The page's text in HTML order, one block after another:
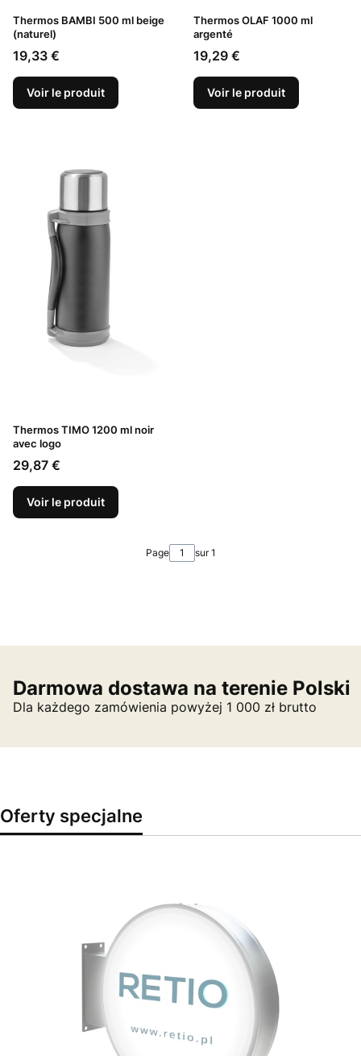
Thermos BAMBI 500 ml beige
(naturel)
Prix
19,33 €
Voir le produit
Thermos OLAF 1000 ml
argenté
Prix
19,29 €
Voir le produit
Thermos TIMO 1200 ml noir
avec logo
Prix
29,87 €
Voir le produit
Page sur 1
Darmowa dostawa na terenie Polski
Dla każdego zamówienia powyżej 1 000 zł brutto
Oferty specjalne